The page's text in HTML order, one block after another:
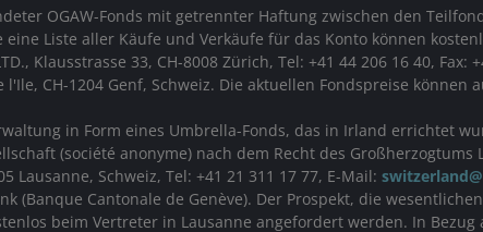
OGAW-Fonds mit getrennter Haftung zwischen den
Liste aller Käufe und Verkäufe für das Konto können
Klausstrasse 33, CH-8008 Zürich, Tel: +41 44 206 16 40, Fax:
CH-1204 Genf, Schweiz. Die aktuellen Fondspreise können
in Form eines Umbrella-Fonds, das in Irland errichtet
(société anonyme) nach dem Recht des Großherzogtums
Lausanne, Schweiz, Tel: +41 21 311 17 77, E-Mail:
(Banque Cantonale de Genève). Der Prospekt, die
beim Vertreter in Lausanne angefordert werden. In